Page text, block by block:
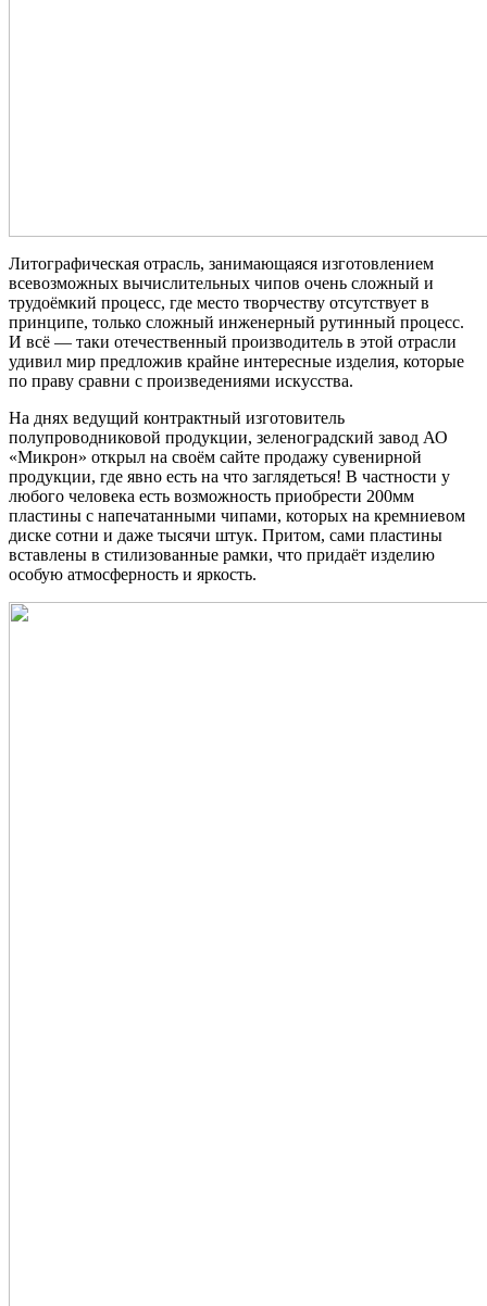
Литографическая отрасль, занимающаяся изготовлением
всевозможных вычислительных чипов очень сложный и
трудоёмкий процесс, где место творчеству отсутствует в
принципе, только сложный инженерный рутинный процесс.
И всё — таки отечественный производитель в этой отрасли
удивил мир предложив крайне интересные изделия, которые
по праву сравни с произведениями искусства.
На днях ведущий контрактный изготовитель
полупроводниковой продукции, зеленоградский завод АО
«Микрон» открыл на своём сайте продажу сувенирной
продукции, где явно есть на что заглядеться! В частности у
любого человека есть возможность приобрести 200мм
пластины с напечатанными чипами, которых на кремниевом
диске сотни и даже тысячи штук. Притом, сами пластины
вставлены в стилизованные рамки, что придаёт изделию
особую атмосферность и яркость.